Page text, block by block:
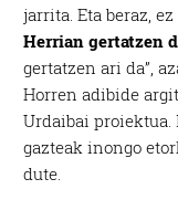
jarrita. Eta beraz,
Herrian gertatzen
gertatzen ari da”,
Horren adibide
Urdaibai
gazteak inongo
dute.